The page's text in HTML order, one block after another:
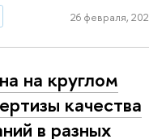
26 февраля,
на круглом
качества
в разных